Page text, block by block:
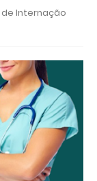
Internação